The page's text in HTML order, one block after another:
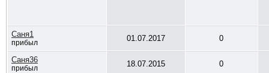
Саня1
прибыл 01.07.2017 0
Саня36
прибыл 18.07.2015 0